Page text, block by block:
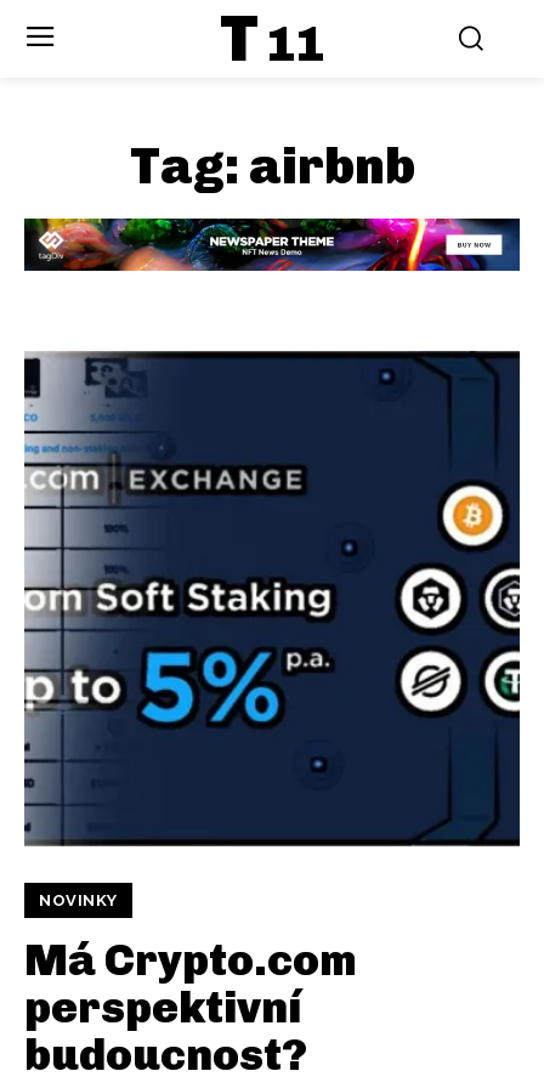
T 11
Tag: airbnb
NOVINKY
Má Crypto.com
perspektivní
budoucnost?